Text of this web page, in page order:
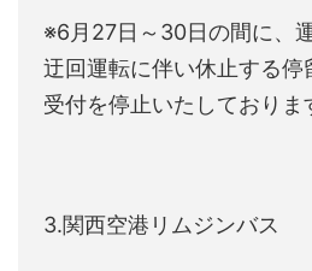
※6月27日～30日の間に、
迂回運転に伴い休止する停
受付を停止いたしておりま
3.関西空港リムジンバス